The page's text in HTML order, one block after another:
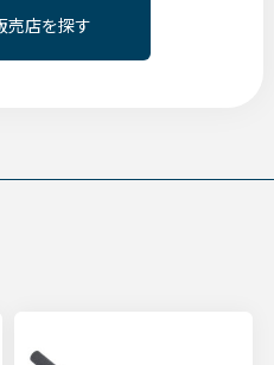
売店を探す